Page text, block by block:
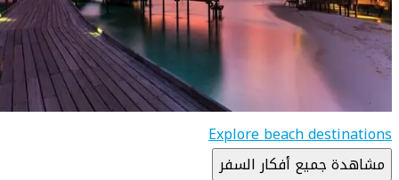
Explore beach destinations
مشاهدة جميع أفكار السفر